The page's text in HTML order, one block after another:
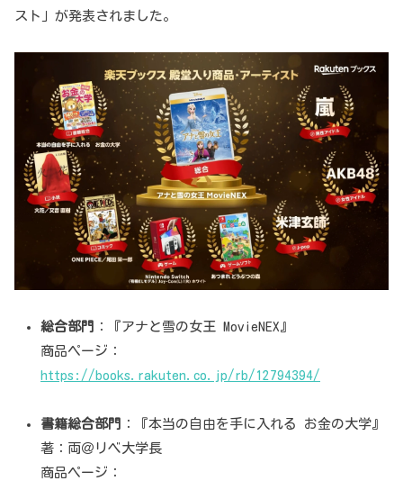
スト」が発表されました。
総合部門
：『アナと雪の女王 MovieNEX』
商品ページ：
https://books.rakuten.co.jp/rb/12794394/
書籍総合部門
：『本当の自由を手に入れる お金の大学』
著：両＠リベ大学長
商品ページ：